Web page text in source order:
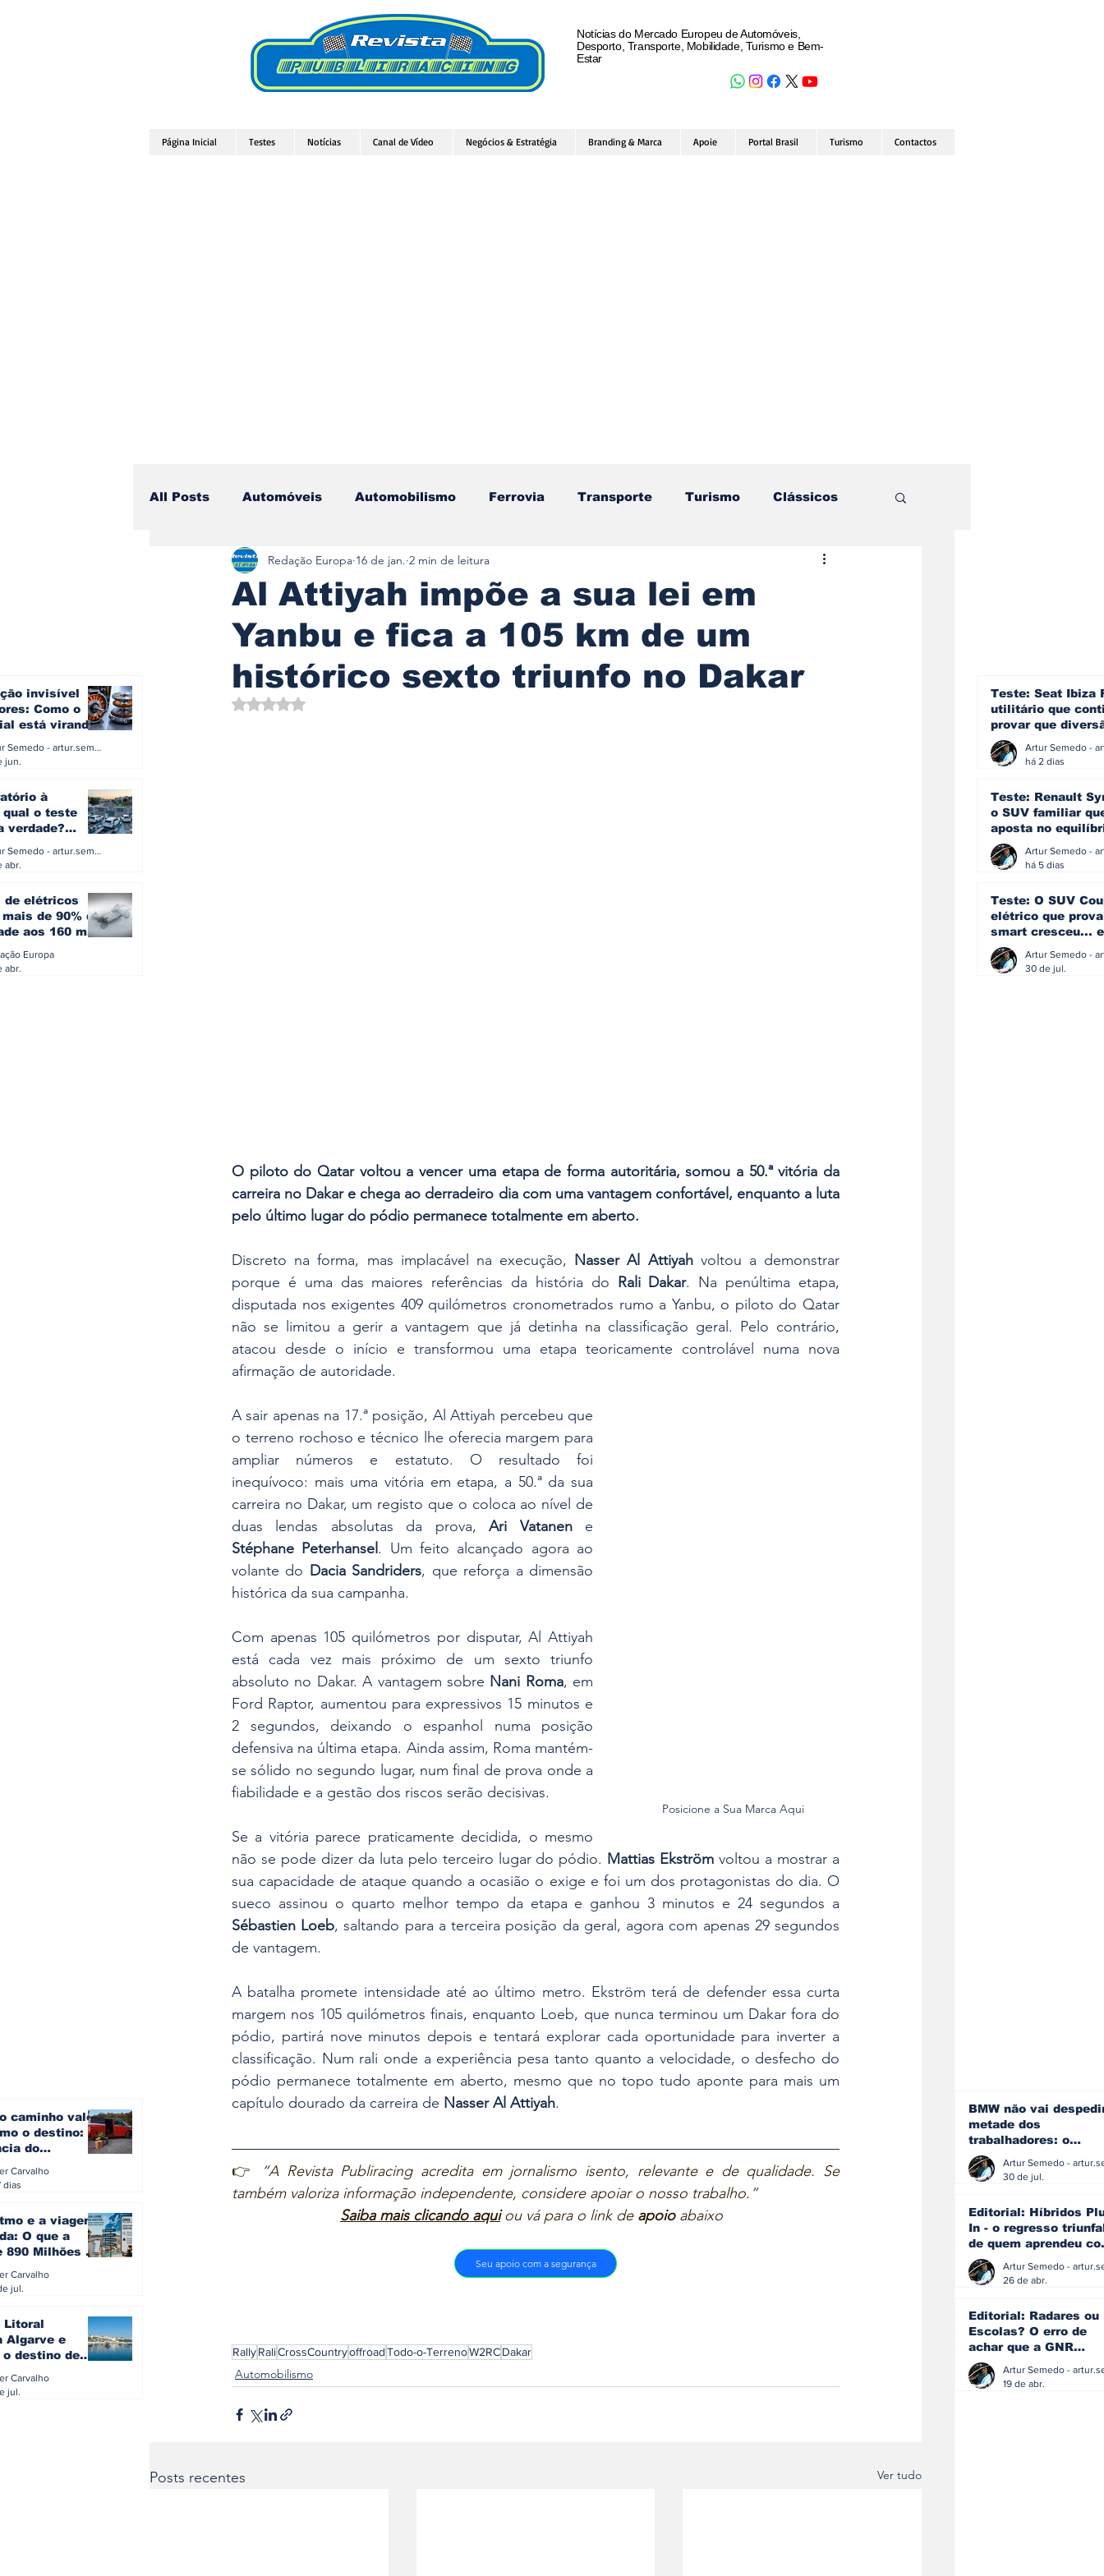
Notícias do Mercado Europeu de Automóveis,
Desporto, Transporte, Mobilidade, Turismo e Bem-
Estar
Página Inicial Testes Notícias Canal de Vídeo Negócios & Estratégia Branding & Marca Apoie Portal Brasil Turismo Contactos
invisível
Como o
está virando
Artur Semedo - artur.semedo@publiracing.pt
jun.
à
qual o teste
verdade?
Artur Semedo - artur.semedo@publiracing.pt
abr.
de elétricos
de 90% da
aos 160 mil
Europa
abr.
All Posts Automóveis Automobilismo Ferrovia Transporte Turismo Clássicos
Camiões Lazer Aviação Motos Testes e Comparativos
Branding & Estratégia Componentes Gastronomia Videojogos/Tecnologia
Al Attiyah impõe a sua lei em
Yanbu e fica a 105 km de um
histórico sexto triunfo no Dakar
Redação Europa 16 de jan. 2 min de leitura
Avaliado com NaN de 5 estrelas.
O piloto do Qatar voltou a vencer uma etapa de forma autoritária, somou a 50.ª vitória da
carreira no Dakar e chega ao derradeiro dia com uma vantagem confortável, enquanto a luta
pelo último lugar do pódio permanece totalmente em aberto.
Discreto na forma, mas implacável na execução, Nasser Al Attiyah voltou a demonstrar
porque é uma das maiores referências da história do Rali Dakar. Na penúltima etapa,
disputada nos exigentes 409 quilómetros cronometrados rumo a Yanbu, o piloto do Qatar
não se limitou a gerir a vantagem que já detinha na classificação geral. Pelo contrário,
atacou desde o início e transformou uma etapa teoricamente controlável numa nova
afirmação de autoridade.
Posicione a Sua Marca Aqui
A sair apenas na 17.ª posição, Al Attiyah percebeu que
o terreno rochoso e técnico lhe oferecia margem para
ampliar números e estatuto. O resultado foi
inequívoco: mais uma vitória em etapa, a 50.ª da sua
carreira no Dakar, um registo que o coloca ao nível de
duas lendas absolutas da prova, Ari Vatanen
Stéphane Peterhansel . Um feito alcançado agora ao
volante do Dacia Sandriders, que reforça a dimensão
histórica da sua campanha.
Com apenas 105 quilómetros por disputar, Al Attiyah
está cada vez mais próximo de um sexto triunfo
absoluto no Dakar. A vantagem sobre Nani Roma, em
Ford Raptor, aumentou para expressivos 15 minutos e
2 segundos, deixando o espanhol numa posição
defensiva na última etapa. Ainda assim, Roma mantém-
se sólido no segundo lugar, num final de prova onde a
fiabilidade e a gestão dos riscos serão decisivas.
Se a vitória parece praticamente decidida, o mesmo
não se pode dizer da luta pelo terceiro lugar do pódio. Mattias Ekström voltou a mostrar a
sua capacidade de ataque quando a ocasião o exige e foi um dos protagonistas do dia. O
Sébastien Loeb, saltando para a terceira posição da geral, agora com apenas 29 segundos
de vantagem.
A batalha promete intensidade até ao último metro. Ekström terá de defender essa curta
margem nos 105 quilómetros finais, enquanto Loeb, que nunca terminou um Dakar fora do
pódio, partirá nove minutos depois e tentará explorar cada oportunidade para inverter a
classificação. Num rali onde a experiência pesa tanto quanto a velocidade, o desfecho do
pódio permanece totalmente em aberto, mesmo que no topo tudo aponte para mais um
capítulo dourado da carreira de Nasser Al Attiyah.
👉
“A Revista Publiracing acredita em jornalismo isento, relevante e de qualidade. Se
também valoriza informação independente, considere apoiar o nosso trabalho.”
Saiba mais clicando aqui ou vá para o link de apoio abaixo
Seu apoio com a segurança
RallyRaliCrossCountryoffroadTodo-o-TerrenoW2RCDakar
Automobilismo
Posts recentes Ver tudo
caminho vale
o destino: a
do
europeu
Carvalho
dias
e a viagem
O que a
890 Milhões à
do turista na
Carvalho
jul.
Litoral
Algarve e
o destino de
Carvalho
jul.
Teste: Seat Ibiza
utilitário que
provar que
eficiência e
simplicidade
há 2 dias
Teste: Renault
o SUV familiar
aposta no
ainda acredita na
manualhá 5 dias
Teste: O SUV
elétrico que
smart cresceu... e
amadureceu
30 de jul.
BMW não vai
metade dos
trabalhadores: o
problema é o
que muitos decidiram
30 de jul.
Editorial: Híbridos
In - o regresso
de quem aprendeu
os erros do passado
26 de abr.
Editorial: Radares ou
Escolas? O erro de
achar que a GNR
resolve o que a
educação falhou
19 de abr.